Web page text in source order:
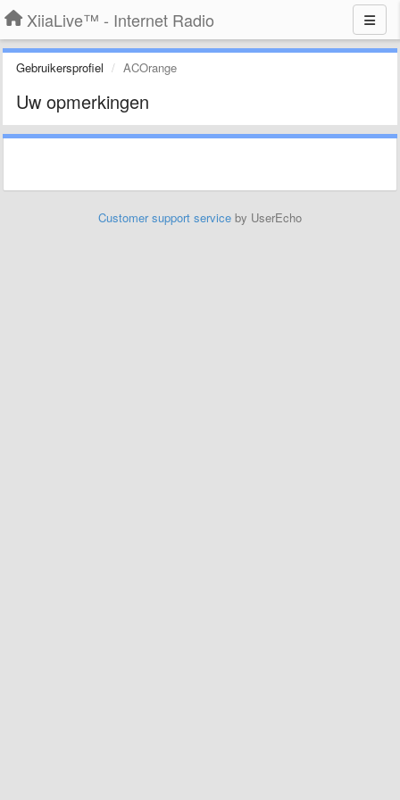
XiiaLive™ - Internet Radio
Gebruikersprofiel ACOrange
Uw opmerkingen
Customer support service by UserEcho